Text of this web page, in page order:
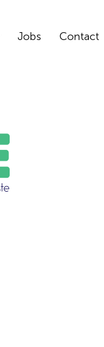
Jobs Contact